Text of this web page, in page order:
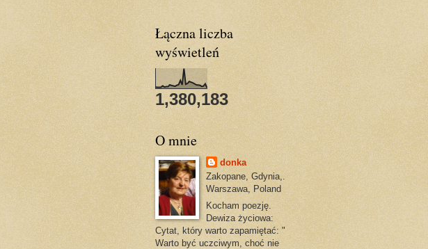
Łączna liczba
wyświetleń
1,380,183
O mnie
donka
Zakopane, Gdynia,.
Warszawa, Poland
Kocham poezję.
Dewiza życiowa:
Cytat, który warto zapamiętać: "
Warto być uczciwym, choć nie